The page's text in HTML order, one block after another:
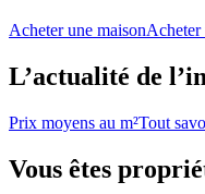
Acheter une maisonAcheter
L’actualité de
Prix moyens au m²Tout
Vous êtes